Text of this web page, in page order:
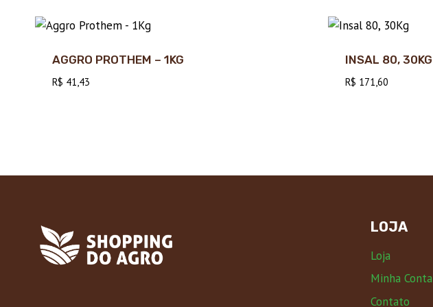
AGGRO PROTHEM – 1KG
R$ 41,43
INSAL 80, 30KG
R$ 171,60
LOJA
Loja
Minha Conta
Contato